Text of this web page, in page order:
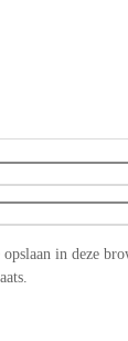
in deze